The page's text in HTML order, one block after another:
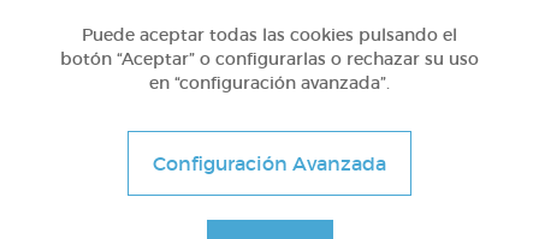
Puede aceptar todas las cookies pulsando el
botón “Aceptar” o configurarlas o rechazar su uso
en “configuración avanzada”.
Configuración Avanzada